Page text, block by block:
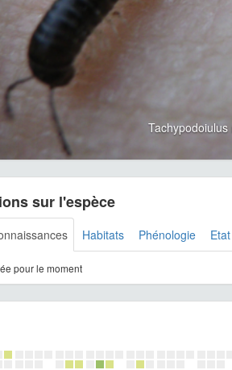
sur l'espèce
Habitats Phénologie
pour le moment